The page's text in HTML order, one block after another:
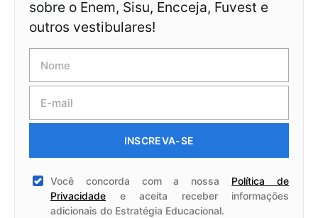
sobre o Enem, Sisu, Encceja, Fuvest e
outros vestibulares!
INSCREVA-SE
Você concorda com a nossa Política de
Privacidade e aceita receber informações
adicionais do Estratégia Educacional.